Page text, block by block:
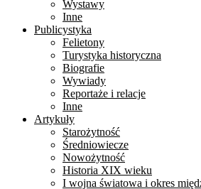
Wystawy
Inne
Publicystyka
Felietony
Turystyka historyczna
Biografie
Wywiady
Reportaże i relacje
Inne
Artykuły
Starożytność
Średniowiecze
Nowożytność
Historia XIX wieku
I wojna światowa i okres